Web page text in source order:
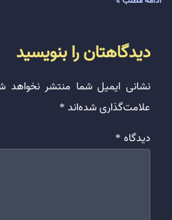
دیدگاهتان را بنویسید
نشانی ایمیل شما منتشر نخواهد
علامت‌گذاری شده‌اند *
دیدگاه *